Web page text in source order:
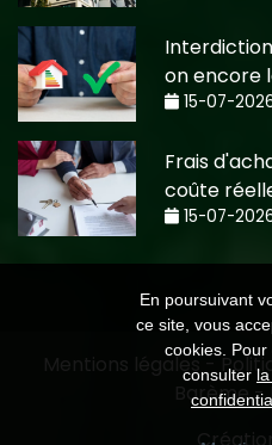
on encore
15-07-
Frais
coûte
15-07-
Mentions légales-
Barème-
En poursuivant
ce site, vous
cookies. Pour
consulter